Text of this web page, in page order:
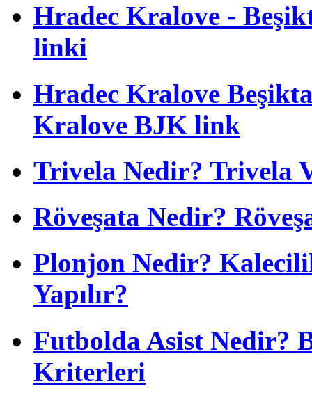
Hradec Kralove -
linki
Hradec Kralove
Kralove BJK link
Trivela Nedir? Trivela
Röveşata Nedir?
Plonjon Nedir?
Yapılır?
Futbolda Asist Nedir?
Kriterleri